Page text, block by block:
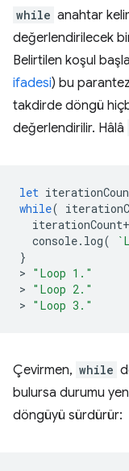
while anahtar
değerlendirilecek
Belirtilen koşul
ifadesi) bu
takdirde döngü
değerlendirilir. Hâlâ
let
while(
iterationCount
console. log(
}
> "Loop 1."
> "Loop 2."
> "Loop 3."
Çevirmen, while
bulursa durumu
döngüyü sürdürür: